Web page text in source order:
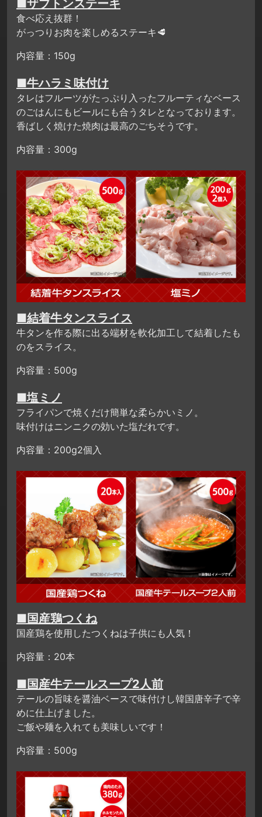
■ザブトンステーキ
食べ応え抜群！
がっつりお肉を楽しめるステーキ🥩
内容量：150g
■牛ハラミ味付け
タレはフルーツがたっぷり入ったフルーティなベース
のごはんにもビールにも合うタレとなっております。
香ばしく焼けた焼肉は最高のごちそうです。
内容量：300g
■結着牛タンスライス
牛タンを作る際に出る端材を軟化加工して結着したも
のをスライス。
内容量：500g
■塩ミノ
フライパンで焼くだけ簡単な柔らかいミノ。
味付けはニンニクの効いた塩だれです。
内容量：200g2個入
■国産鶏つくね
国産鶏を使用したつくねは子供にも人気！
内容量：20本
■国産牛テールスープ2人前
テールの旨味を醤油ベースで味付けし韓国唐辛子で辛
めに仕上げました。
ご飯や麺を入れても美味しいです！
内容量：500g